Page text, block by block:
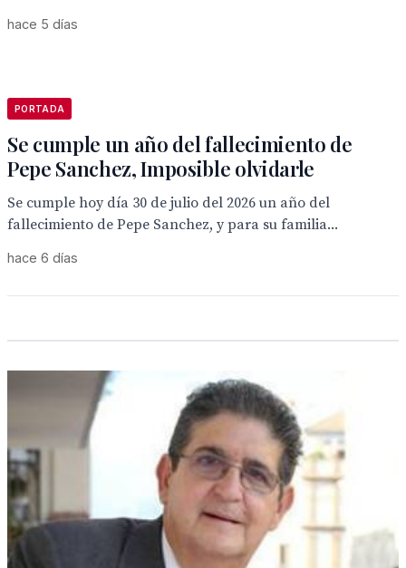
hace 5 días
PORTADA
Se cumple un año del fallecimiento de
Pepe Sanchez, Imposible olvidarle
Se cumple hoy día 30 de julio del 2026 un año del
fallecimiento de Pepe Sanchez, y para su familia...
hace 6 días